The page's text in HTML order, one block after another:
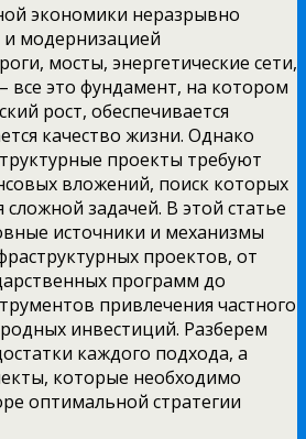
экономики неразрывно
и модернизацией
мосты, энергетические сети,
все это фундамент, на котором
рост, обеспечивается
качество жизни. Однако
проекты требуют
вложений, поиск которых
сложной задачей. В этой статье
источники и механизмы
проектов, от
программ до
привлечения частного
инвестиций. Разберем
каждого подхода, а
которые необходимо
оптимальной стратегии